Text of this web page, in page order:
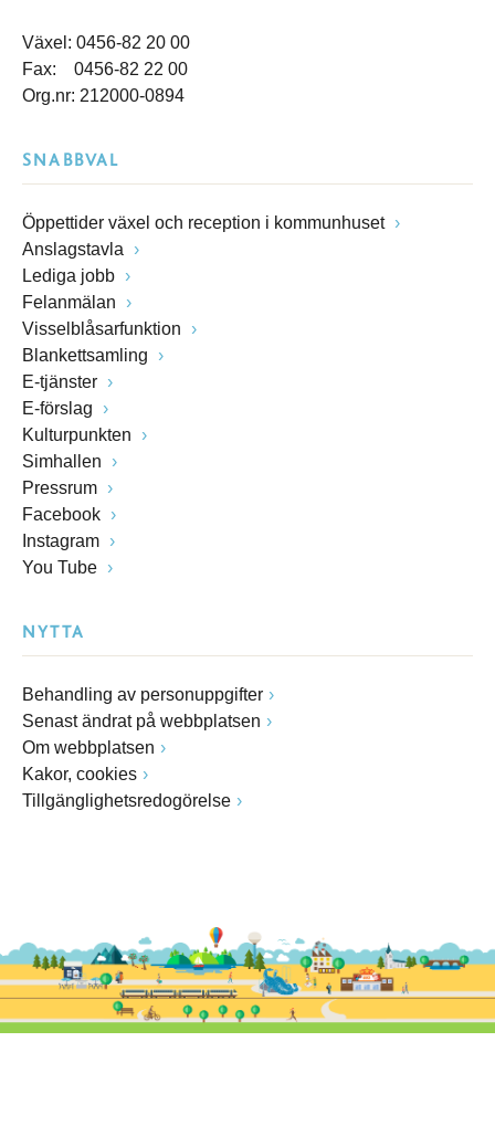
Växel: 0456-82 20 00
Fax: 0456-82 22 00
Org.nr: 212000-0894
SNABBVAL
Öppettider växel och reception i kommunhuset
Anslagstavla
Lediga jobb
Felanmälan
Visselblåsarfunktion
Blankettsamling
E-tjänster
E-förslag
Kulturpunkten
Simhallen
Pressrum
Facebook
Instagram
You Tube
NYTTA
Behandling av personuppgifter
Senast ändrat på webbplatsen
Om webbplatsen
Kakor, cookies
Tillgänglighetsredogörelse